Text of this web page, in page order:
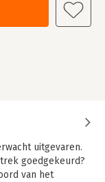
uitgevaren.
goedgekeurd?
van het